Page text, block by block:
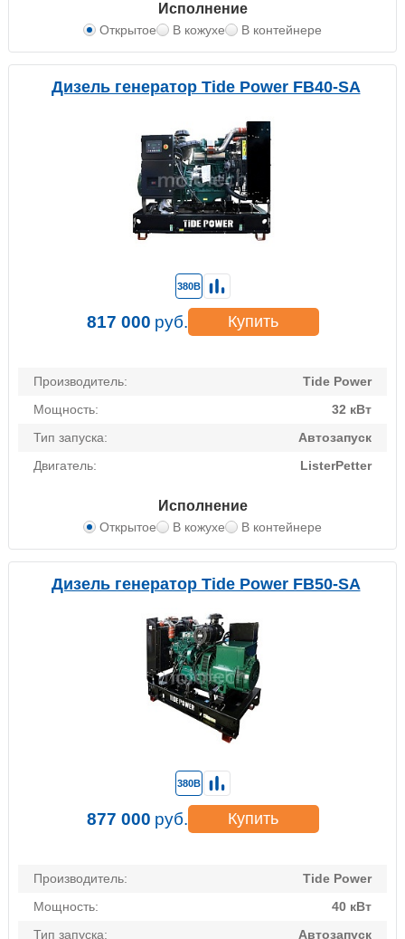
Исполнение
Открытое В кожухе В контейнере
Дизель генератор Tide Power FB40-SA
Производитель:
Tide Power
Мощность:
32 кВт
Тип запуска:
Автозапуск
Двигатель:
ListerPetter
Исполнение
Открытое В кожухе В контейнере
380В
817 000 руб. Купить
Дизель генератор Tide Power FB50-SA
Производитель:
Tide Power
Мощность:
40 кВт
Тип запуска:
Автозапуск
380В
877 000 руб. Купить